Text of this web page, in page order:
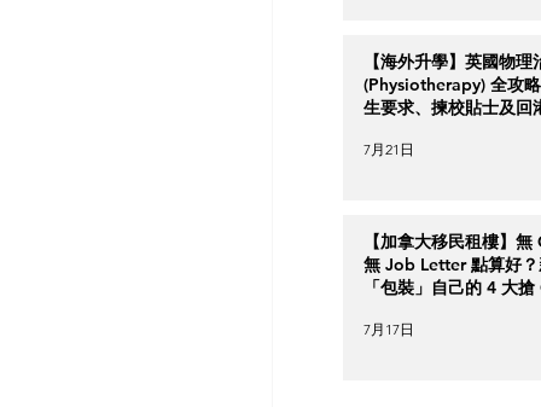
【海外升學】英國物理
(Physiotherapy) 全攻
生要求、揀校貼士及回
7月21日
【加拿大移民租樓】
無 Job Letter 點算好
「包裝」自己的 4 大
7月17日